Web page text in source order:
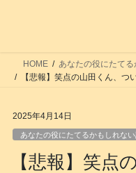
HOME
あなたの役にたて
【悲報】笑点の山田くん、
2025年4月14日
あなたの役にたてるかもしれない
【悲報】笑点